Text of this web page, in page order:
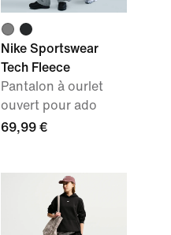
Nike Sportswear
Tech Fleece
Pantalon à ourlet
ouvert pour ado
69,99 €